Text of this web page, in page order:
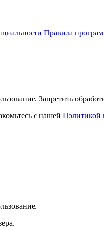
Правила
Запретить
с нашей Политикой